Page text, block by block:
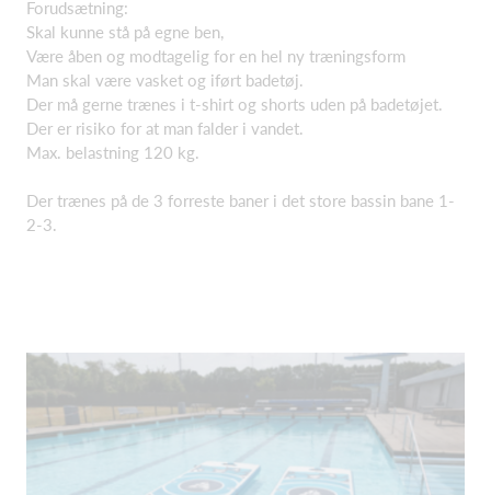
Forudsætning:
Skal kunne stå på egne ben,
Være åben og modtagelig for en hel ny træningsform
Man skal være vasket og iført badetøj.
Der må gerne trænes i t-shirt og shorts uden på badetøjet.
Der er risiko for at man falder i vandet.
Max. belastning 120 kg.
Der trænes på de 3 forreste baner i det store bassin bane 1-
2-3.